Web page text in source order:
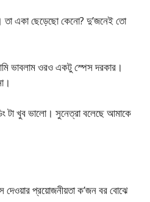
তা একা ছেড়েছো কেনো? দু’জনেই তো
ভাবলাম ওরও একটু স্পেস দরকার।
টা খুব ভালো। সুনেত্রা বলেছে আমাকে
প্রয়োজনীয়তা ক’জন বর বোঝে